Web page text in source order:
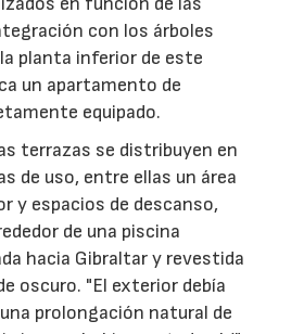
con los árboles
planta inferior de este
un apartamento de
equipado.
terrazas se distribuyen en
de uso, entre ellas un área
y espacios de descanso,
de una piscina
hacia Gibraltar y revestida
oscuro. "El exterior debía
prolongación natural de